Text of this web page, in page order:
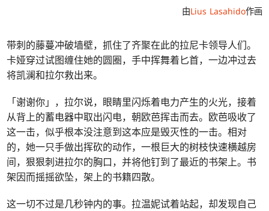
由Lius Lasahido作画
带刺的藤蔓冲破墙壁，抓住了齐聚在此的拉尼卡领导人们。
卡娅穿过试图缠住她的圆圈，手中挥舞着匕首，一边冲过去
将凯澜和拉尔救出来。
「谢谢你」，拉尔说，眼睛里闪烁着电力产生的火光，接着
从背上的蓄电器中取出闪电，朝欧芭挥击而去。欧芭吸收了
这一击，似乎根本没注意到这本应是毁灭性的一击。相对
的，她一只手做出挥砍的动作，一根巨大的树枝快速横越房
间，狠狠刺进拉尔的胸口，并将他钉到了最近的书架上。书
架因而摇摇欲坠，架上的书籍四散。
这一切不过是几秒钟内的事。拉温妮试着站起，却发现自己